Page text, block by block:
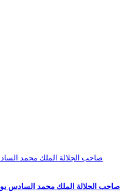
صاحب الجلالة الملك محمد السادس